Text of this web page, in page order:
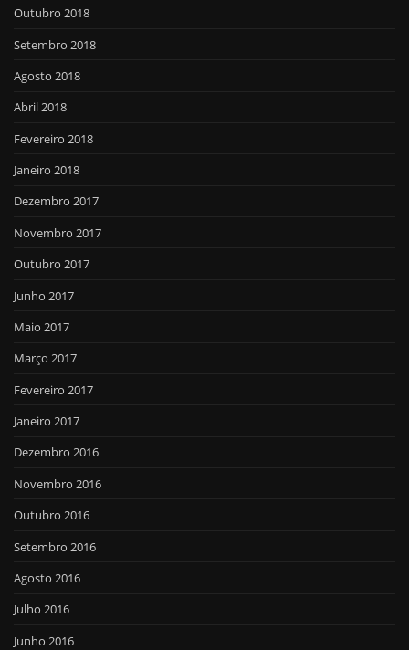
Outubro 2018
Setembro 2018
Agosto 2018
Abril 2018
Fevereiro 2018
Janeiro 2018
Dezembro 2017
Novembro 2017
Outubro 2017
Junho 2017
Maio 2017
Março 2017
Fevereiro 2017
Janeiro 2017
Dezembro 2016
Novembro 2016
Outubro 2016
Setembro 2016
Agosto 2016
Julho 2016
Junho 2016